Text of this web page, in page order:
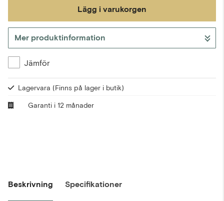
Lägg i varukorgen
Gå till kassan
Mer produktinformation
Jämför
Lagervara (Finns på lager i butik)
Garanti i 12 månader
Beskrivning Specifikationer